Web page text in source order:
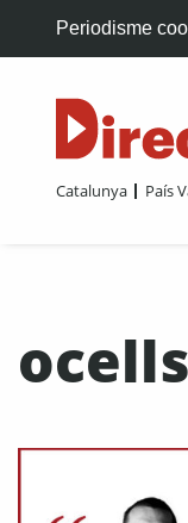
Periodisme
Catalunya País
ocells